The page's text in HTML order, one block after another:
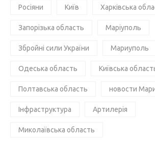
Росіяни Київ Харківська
Запорізька область Маріуполь
Збройні сили України Мариуполь
Одеська область Київська
Полтавська область новости
Інфраструктура Артилерія
Миколаївська область